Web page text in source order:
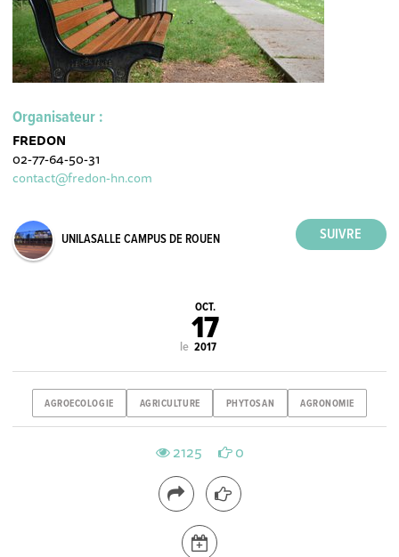
Organisateur :
FREDON
02-77-64-50-31
contact@fredon-hn.com
UNILASALLE CAMPUS DE ROUEN
le
OCT.
17
2017
AGROECOLOGIE AGRICULTURE PHYTOSAN AGRONOMIE
2125 0